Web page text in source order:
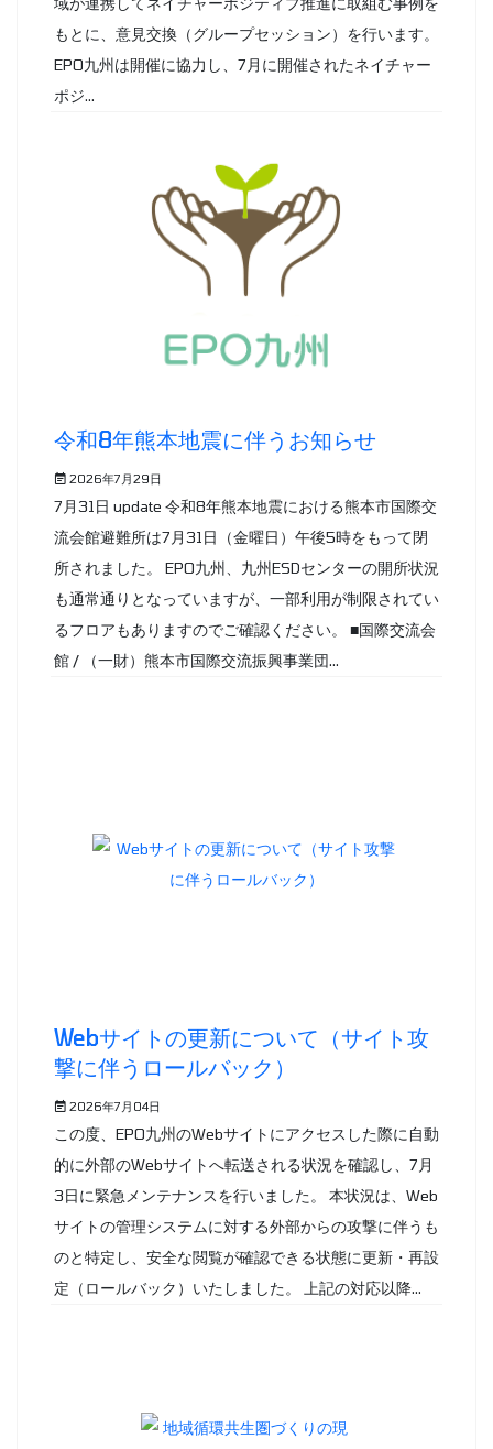
もとに、意見交換（グループセッション）を行います。
EPO九州は開催に協力し、7月に開催されたネイチャー
ポジ...
令和8年熊本地震に伴うお知らせ
2026年7月29日
7月31日 update 令和8年熊本地震における熊本市国際交
流会館避難所は7月31日（金曜日）午後5時をもって閉
所されました。 EPO九州、九州ESDセンターの開所状況
も通常通りとなっていますが、一部利用が制限されてい
るフロアもありますのでご確認ください。 ■国際交流会
館 / （一財）熊本市国際交流振興事業団...
Webサイトの更新について（サイト攻
撃に伴うロールバック）
2026年7月04日
この度、EPO九州のWebサイトにアクセスした際に自動
的に外部のWebサイトへ転送される状況を確認し、7月
3日に緊急メンテナンスを行いました。 本状況は、Web
サイトの管理システムに対する外部からの攻撃に伴うも
のと特定し、安全な閲覧が確認できる状態に更新・再設
定（ロールバック）いたしました。 上記の対応以降...